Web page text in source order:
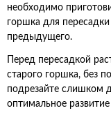
необходимо
горшка для
предыдущего.
Перед пересадкой
старого горшка, без
подрезайте слишком
оптимальное